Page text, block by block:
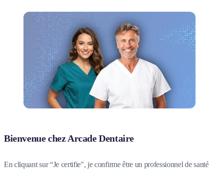
Bienvenue chez Arcade Dentaire
En cliquant sur “Je certifie", je confirme être un professionnel de santé